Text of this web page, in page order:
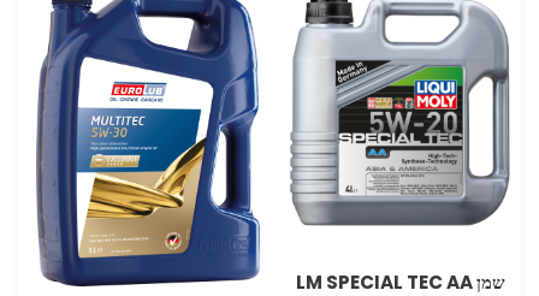
שמן LM SPECIAL TEC AA